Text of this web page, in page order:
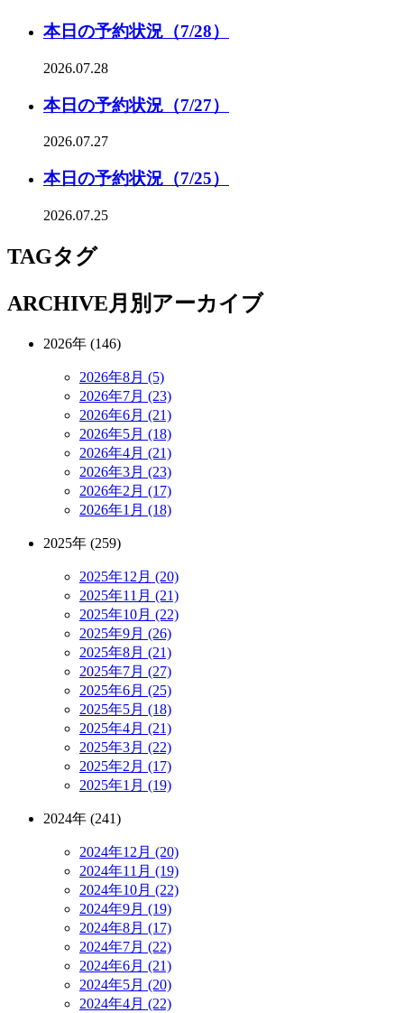
本日の予約状況（7/28）
2026.07.28
本日の予約状況（7/27）
2026.07.27
本日の予約状況（7/25）
2026.07.25
TAGタグ
ARCHIVE月別アーカイブ
2026年 (146)
2026年8月 (5)
2026年7月 (23)
2026年6月 (21)
2026年5月 (18)
2026年4月 (21)
2026年3月 (23)
2026年2月 (17)
2026年1月 (18)
2025年 (259)
2025年12月 (20)
2025年11月 (21)
2025年10月 (22)
2025年9月 (26)
2025年8月 (21)
2025年7月 (27)
2025年6月 (25)
2025年5月 (18)
2025年4月 (21)
2025年3月 (22)
2025年2月 (17)
2025年1月 (19)
2024年 (241)
2024年12月 (20)
2024年11月 (19)
2024年10月 (22)
2024年9月 (19)
2024年8月 (17)
2024年7月 (22)
2024年6月 (21)
2024年5月 (20)
2024年4月 (22)